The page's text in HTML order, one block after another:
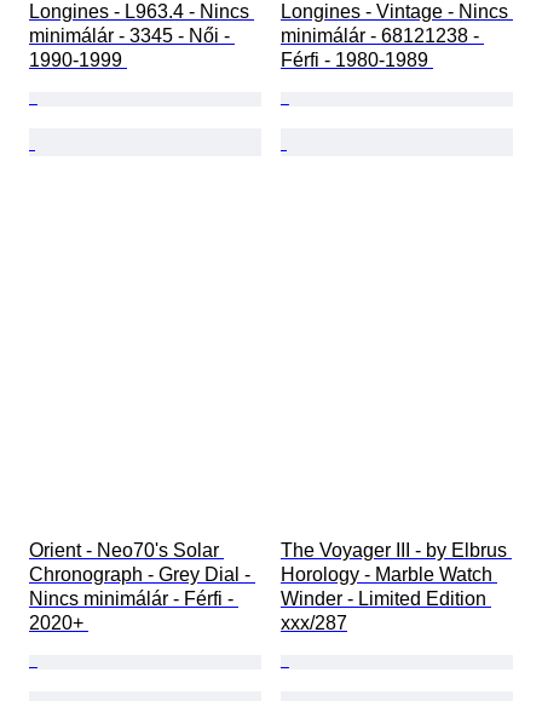
Longines - L963.4 - Nincs
minimálár - 3345 - Női -
1990-1999
Longines - Vintage - Nincs
minimálár - 68121238 -
Férfi - 1980-1989
Orient - Neo70's Solar
Chronograph - Grey Dial -
Nincs minimálár - Férfi -
2020+
The Voyager III - by Elbrus
Horology - Marble Watch
Winder - Limited Edition
xxx/287